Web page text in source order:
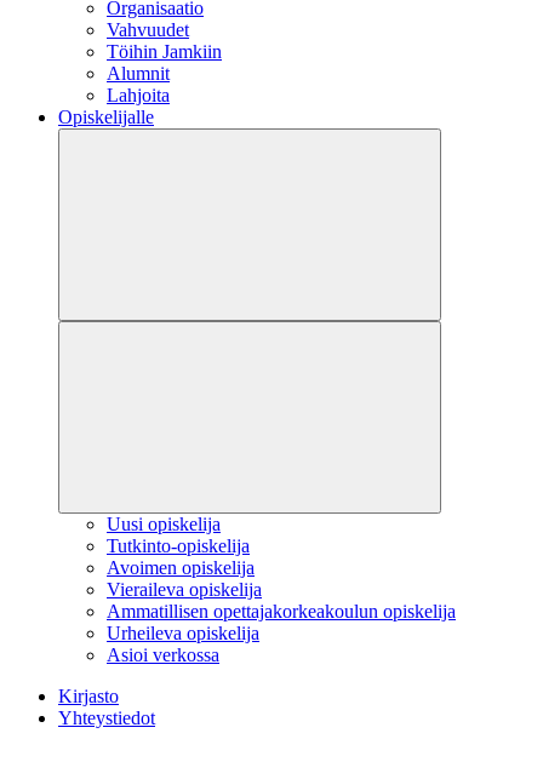
Organisaatio
Vahvuudet
Töihin Jamkiin
Alumnit
Lahjoita
Opiskelijalle
Uusi opiskelija
Tutkinto-opiskelija
Avoimen opiskelija
Vieraileva opiskelija
Ammatillisen opettajakorkeakoulun opiskelija
Urheileva opiskelija
Asioi verkossa
Kirjasto
Yhteystiedot